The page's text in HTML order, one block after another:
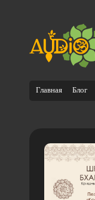
Главная Блог